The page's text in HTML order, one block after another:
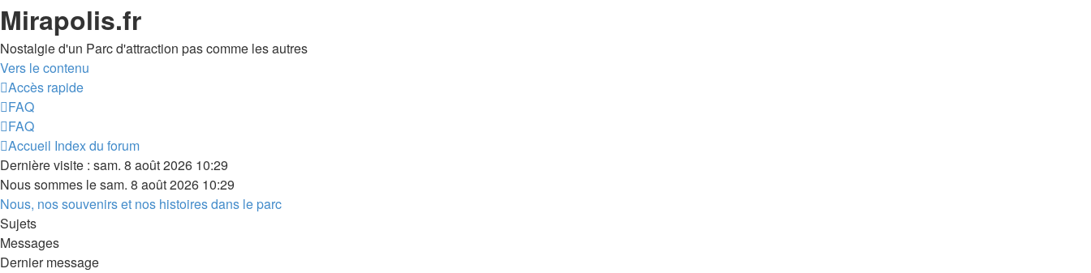
Mirapolis.fr
Nostalgie d'un Parc d'attraction pas comme les autres
Vers le contenu
Accès rapide
FAQ
FAQ
Accueil Index du forum
Dernière visite : sam. 8 août 2026 10:29
Nous sommes le sam. 8 août 2026 10:29
Nous, nos souvenirs et nos histoires dans le parc
Sujets
Messages
Dernier message